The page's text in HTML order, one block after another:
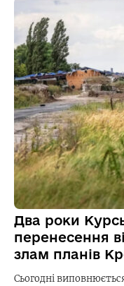
Два роки
перенесення
злам планів
Сьогодні